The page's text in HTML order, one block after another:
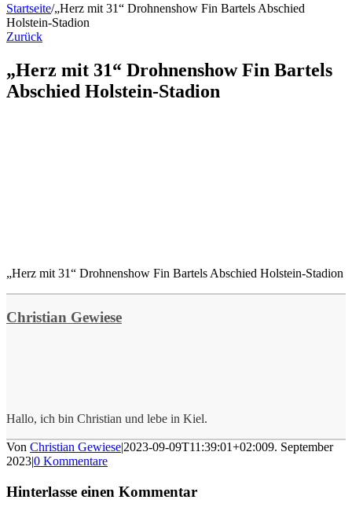
Startseite/„Herz mit 31“ Drohnenshow Fin Bartels Abschied
Holstein-Stadion
Zurück
„Herz mit 31“ Drohnenshow Fin Bartels
Abschied Holstein-Stadion
„Herz mit 31“ Drohnenshow Fin Bartels Abschied Holstein-Stadion
Christian Gewiese
Hallo, ich bin Christian und lebe in Kiel.
Von Christian Gewiese|2023-09-09T11:39:01+02:009. September
2023|0 Kommentare
Hinterlasse einen Kommentar